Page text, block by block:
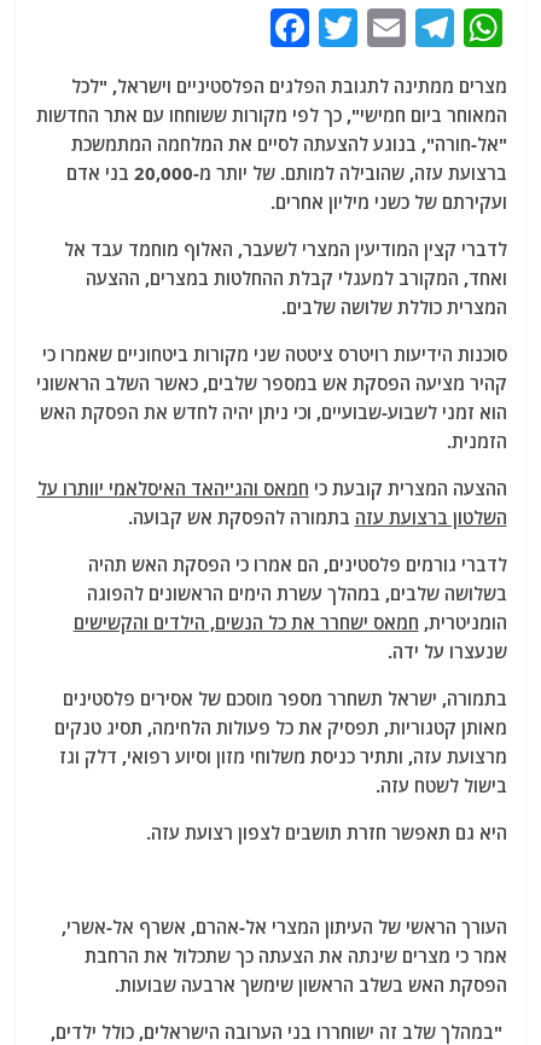
W
at
s
A
p
p
T
e
g
ra
m
E
ai
l
T
w
itt
er
c
e
b
o
k
מצרים ממתינה לתגובת הפלגים הפלסטיניים וישראל, "לכל
המאוחר ביום חמישי", כך לפי מקורות ששוחחו עם אתר החדשות
"אל-חורה", בנוגע להצעתה לסיים את המלחמה המתמשכת
ברצועת עזה, שהובילה למותם. של יותר מ-20,000 בני אדם
ועקירתם של כשני מיליון אחרים.
לדברי קצין המודיעין המצרי לשעבר, האלוף מוחמד עבד אל
ואחד, המקורב למעגלי קבלת ההחלטות במצרים, ההצעה
המצרית כוללת שלושה שלבים.
סוכנות הידיעות רויטרס ציטטה שני מקורות ביטחוניים שאמרו כי
קהיר מציעה הפסקת אש במספר שלבים, כאשר השלב הראשוני
הוא זמני לשבוע-שבועיים, וכי ניתן יהיה לחדש את הפסקת האש
הזמנית.
ההצעה המצרית קובעת כי חמאס והג'יהאד האיסלאמי יוותרו על
השלטון ברצועת עזה בתמורה להפסקת אש קבועה.
לדברי גורמים פלסטינים, הם אמרו כי הפסקת האש תהיה
בשלושה שלבים, במהלך עשרת הימים הראשונים להפוגה
הומניטרית, חמאס ישחרר את כל הנשים, הילדים והקשישים
שנעצרו על ידה.
בתמורה, ישראל תשחרר מספר מוסכם של אסירים פלסטינים
מאותן קטגוריות, תפסיק את כל פעולות הלחימה, תסיג טנקים
מרצועת עזה, ותתיר כניסת משלוחי מזון וסיוע רפואי, דלק וגז
בישול לשטח עזה.
היא גם תאפשר חזרת תושבים לצפון רצועת עזה.
העורך הראשי של העיתון המצרי אל-אהרם, אשרף אל-אשרי,
אמר כי מצרים שינתה את הצעתה כך שתכלול את הרחבת
הפסקת האש בשלב הראשון שימשך ארבעה שבועות.
"במהלך שלב זה ישוחררו בני הערובה הישראלים, כולל ילדים,